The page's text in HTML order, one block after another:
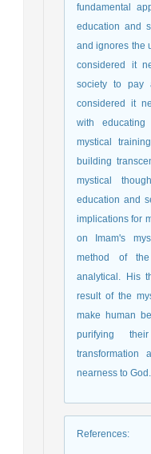
fundamental
education and
and ignores the
considered it
society to pay
considered it
with educating
mystical
building
mystical
education and
implications for
on Imam's
method of
analytical. His
result of the
make human
purifying
transformation
nearness to God.
References: